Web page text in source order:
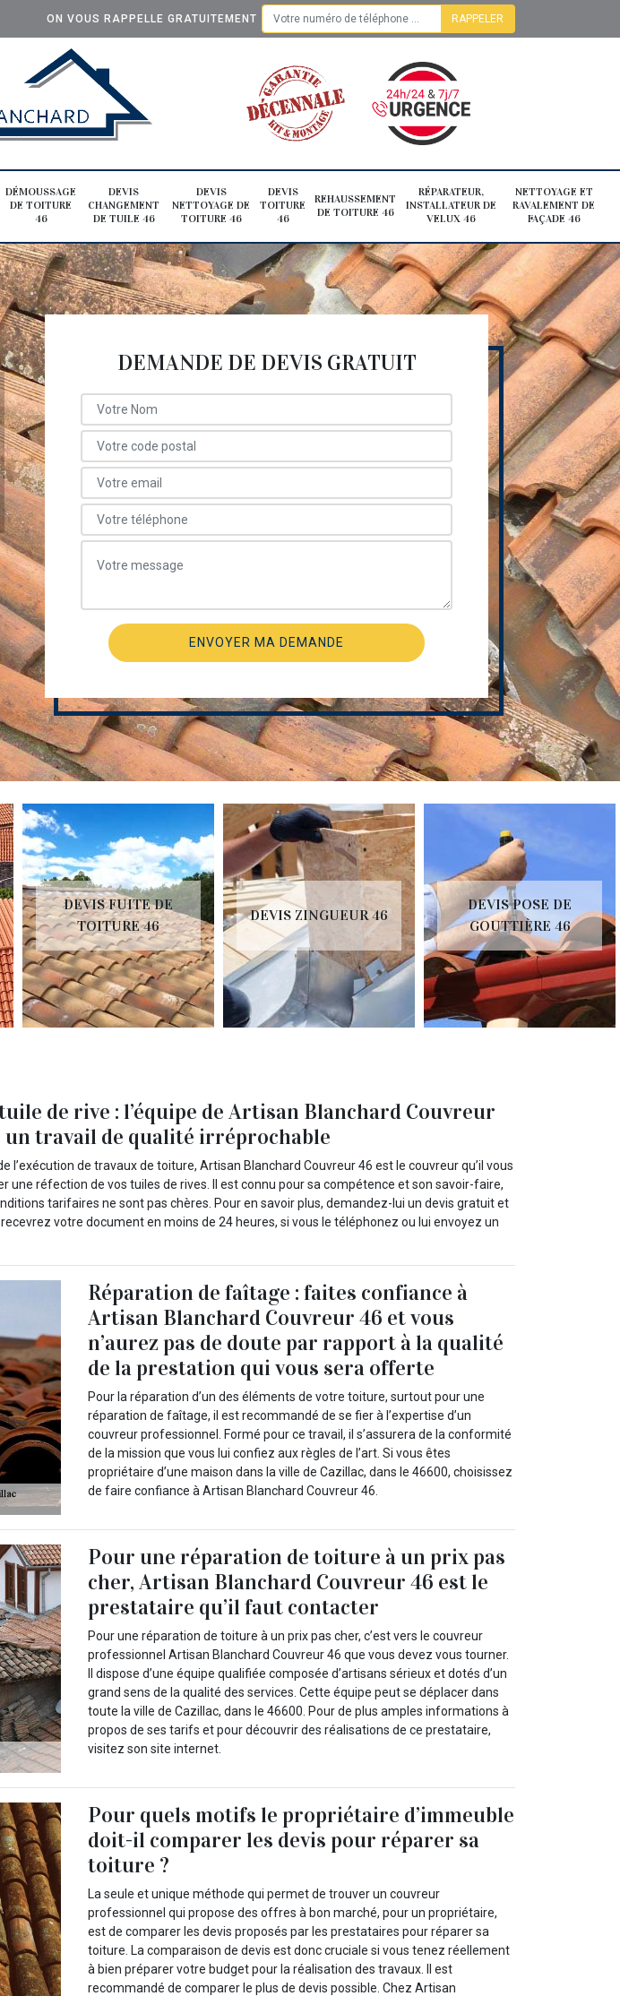
ON VOUS RAPPELLE GRATUITEMENT
DÉMOUSSAGE
DE TOITURE
46
DEVIS
CHANGEMENT
DE TUILE 46
DEVIS
NETTOYAGE DE
TOITURE 46
DEVIS
TOITURE
46
REHAUSSEMENT
DE TOITURE 46
RÉPARATEUR,
INSTALLATEUR DE
VELUX 46
NETTOYAGE ET
RAVALEMENT DE
FAÇADE 46
DEMANDE DE DEVIS GRATUIT
DEVIS FUITE DE
TOITURE 46
DEVIS ZINGUEUR 46
DEVIS POSE DE
GOUTTIÈRE 46
de rive : l’équipe de Artisan Blanchard Couvreur
un travail de qualité irréprochable
l’exécution de travaux de toiture, Artisan Blanchard Couvreur 46 est le couvreur qu’il vous
une réfection de vos tuiles de rives. Il est connu pour sa compétence et son savoir-faire,
tarifaires ne sont pas chères. Pour en savoir plus, demandez-lui un devis gratuit et
votre document en moins de 24 heures, si vous le téléphonez ou lui envoyez un
Réparation de faîtage : faites confiance à
Artisan Blanchard Couvreur 46 et vous
n’aurez pas de doute par rapport à la qualité
de la prestation qui vous sera offerte
Pour la réparation d’un des éléments de votre toiture, surtout pour une
réparation de faîtage, il est recommandé de se fier à l’expertise d’un
couvreur professionnel. Formé pour ce travail, il s’assurera de la conformité
de la mission que vous lui confiez aux règles de l’art. Si vous êtes
propriétaire d’une maison dans la ville de Cazillac, dans le 46600, choisissez
de faire confiance à Artisan Blanchard Couvreur 46.
Pour une réparation de toiture à un prix pas
cher, Artisan Blanchard Couvreur 46 est le
prestataire qu’il faut contacter
Pour une réparation de toiture à un prix pas cher, c’est vers le couvreur
professionnel Artisan Blanchard Couvreur 46 que vous devez vous tourner.
Il dispose d’une équipe qualifiée composée d’artisans sérieux et dotés d’un
grand sens de la qualité des services. Cette équipe peut se déplacer dans
toute la ville de Cazillac, dans le 46600. Pour de plus amples informations à
propos de ses tarifs et pour découvrir des réalisations de ce prestataire,
visitez son site internet.
Pour quels motifs le propriétaire d’immeuble
doit-il comparer les devis pour réparer sa
toiture ?
La seule et unique méthode qui permet de trouver un couvreur
professionnel qui propose des offres à bon marché, pour un propriétaire,
est de comparer les devis proposés par les prestataires pour réparer sa
toiture. La comparaison de devis est donc cruciale si vous tenez réellement
à bien préparer votre budget pour la réalisation des travaux. Il est
recommandé de comparer le plus de devis possible. Chez Artisan